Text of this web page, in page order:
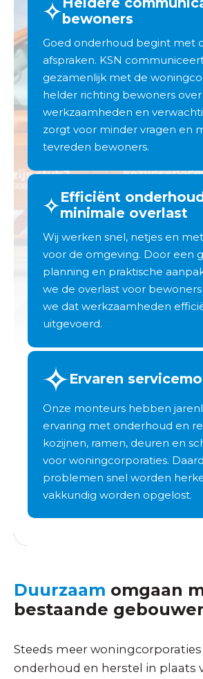
bewoners
Goed onderhoud begint met
afspraken. KSN
gezamenlijk met de
helder richting bewoners
werkzaamheden en
zorgt voor minder vragen en
tevreden bewoners.
Efficiënt
minimale overlast
Wij werken snel, netjes en
voor de omgeving. Door een
planning en praktische
we de overlast voor
we dat werkzaamheden
uitgevoerd.
Ervaren
Onze monteurs hebben
ervaring met onderhoud en
kozijnen, ramen, deuren en
voor woningcorporaties.
problemen snel worden
vakkundig worden opgelost.
Duurzaam omgaan
bestaande
Steeds meer
onderhoud en herstel in plaats